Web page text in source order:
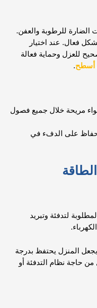
الضارة للرطوبة والعفن.
فعال. عند اختيار
للعزل وحماية فعالة
أسطح.
مريحة خلال جميع فصول
على الدفء في
لتدفئة وتبريد
المنزل يحتفظ بدرجة
من حاجة نظام التدفئة أو